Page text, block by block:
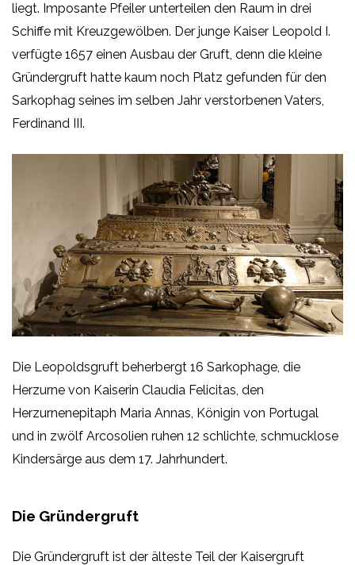
liegt. Imposante Pfeiler unterteilen den Raum in drei
Schiffe mit Kreuzgewölben. Der junge Kaiser Leopold I.
verfügte 1657 einen Ausbau der Gruft, denn die kleine
Gründergruft hatte kaum noch Platz gefunden für den
Sarkophag seines im selben Jahr verstorbenen Vaters,
Ferdinand III.
Die Leopoldsgruft beherbergt 16 Sarkophage, die
Herzurne von Kaiserin Claudia Felicitas, den
Herzurnenepitaph Maria Annas, Königin von Portugal
und in zwölf Arcosolien ruhen 12 schlichte, schmucklose
Kindersärge aus dem 17. Jahrhundert.
Die Gründergruft
Die Gründergruft ist der älteste Teil der Kaisergruft